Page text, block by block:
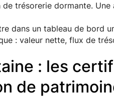
de trésorerie dormante.
dans un tableau de bord
: valeur nette, flux de
: les
de